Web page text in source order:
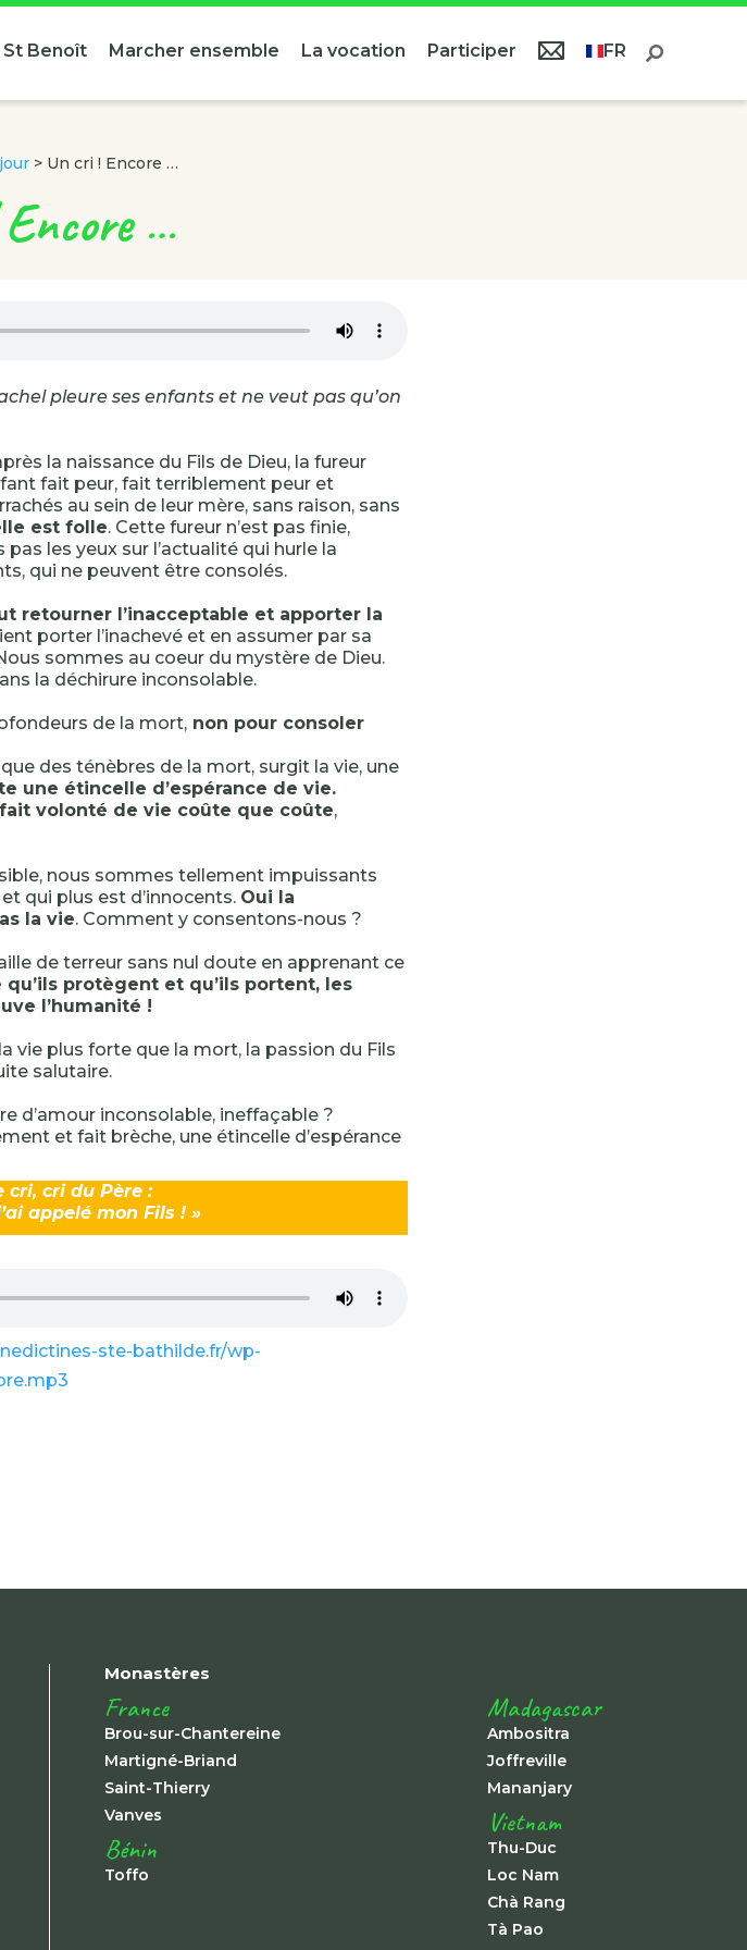
St Benoît Marcher ensemble La vocation Participer FR
> Un cri ! Encore …
…
pleure ses enfants et ne veut pas qu’on
la naissance du Fils de Dieu, la fureur
fait peur, fait terriblement peur et
au sein de leur mère, sans raison, sans
est folle. Cette fureur n’est pas finie,
les yeux sur l’actualité qui hurle la
qui ne peuvent être consolés.
retourner l’inacceptable et apporter la
porter l’inachevé et en assumer par sa
sommes au coeur du mystère de Dieu.
la déchirure inconsolable.
de la mort, non pour consoler
des ténèbres de la mort, surgit la vie, une
une étincelle d’espérance de vie.
volonté de vie coûte que coûte,
nous sommes tellement impuissants
qui plus est d’innocents. Oui la
la vie. Comment y consentons-nous ?
de terreur sans nul doute en apprenant ce
qu’ils protègent et qu’ils portent, les
l’humanité !
vie plus forte que la mort, la passion du Fils
salutaire.
d’amour inconsolable, ineffaçable ?
et fait brèche, une étincelle d’espérance
cri, cri du Père :
appelé mon Fils ! »
ste-bathilde.fr/wp-
Monastères
France
Brou-sur-Chantereine
Martigné-Briand
Saint-Thierry
Vanves
Bénin
Toffo
Madagascar
Ambositra
Joffreville
Mananjary
Vietnam
Thu-Duc
Loc Nam
Chà Rang
Tà Pao